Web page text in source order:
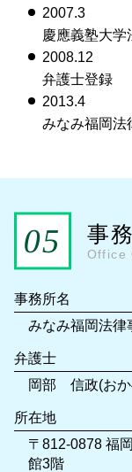
2007.3
慶應義塾大学
2008.12
弁護士登録
2013.4
みなみ福岡法
事
Office
事務所名
みなみ福岡法律
弁護士
岡部 信政(お
所在地
〒812-0878 福
館3階